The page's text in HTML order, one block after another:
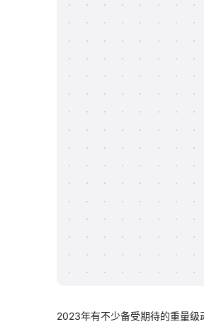
2023年有不少备受期待的重量